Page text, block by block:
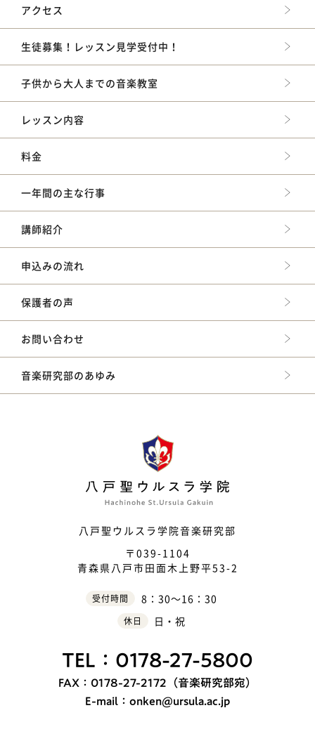
アクセス
生徒募集！レッスン見学受付中！
子供から大人までの音楽教室
レッスン内容
料金
一年間の主な行事
講師紹介
申込みの流れ
保護者の声
お問い合わせ
音楽研究部のあゆみ
八戸聖ウルスラ学院音楽研究部
〒039-1104
青森県八戸市田面木上野平53-2
受付時間 8：30〜16：30
休日 日・祝
TEL：0178-27-5800
FAX：0178-27-2172（音楽研究部宛）
E-mail：onken@ursula.ac.jp